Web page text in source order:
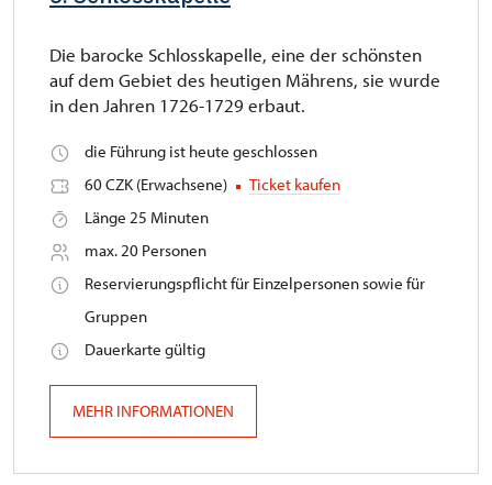
Die barocke Schlosskapelle, eine der schönsten
auf dem Gebiet des heutigen Mährens, sie wurde
in den Jahren 1726-1729 erbaut.
die Führung ist heute geschlossen
60 CZK (Erwachsene)
Ticket kaufen
Länge 25 Minuten
max. 20 Personen
Reservierungspflicht für Einzelpersonen sowie für
Gruppen
Dauerkarte gültig
MEHR INFORMATIONEN